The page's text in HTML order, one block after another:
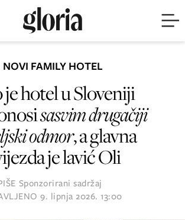
NOVI FAMILY HOTEL
hotel u Sloveniji
sasvim drugačiji
odmor, a glavna
je lavić Oli
Sponzorirani sadržaj
9. lipnja 2026. 13:00